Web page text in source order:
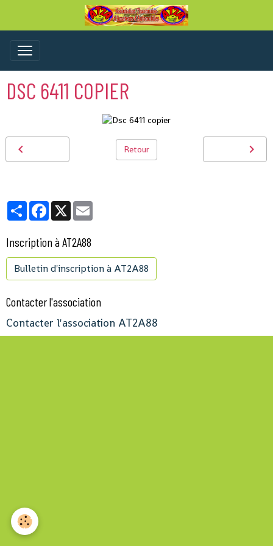
DSC 6411 COPIER
Retour
PartagerFacebook
X
Inscription à AT2A88
Bulletin d'inscription à AT2A88
Contacter l'association
Contacter l'association AT2A88